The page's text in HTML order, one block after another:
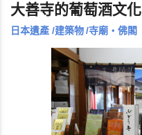
大善寺的葡萄酒文化
日本遺產 /建築物 /寺廟・佛閣